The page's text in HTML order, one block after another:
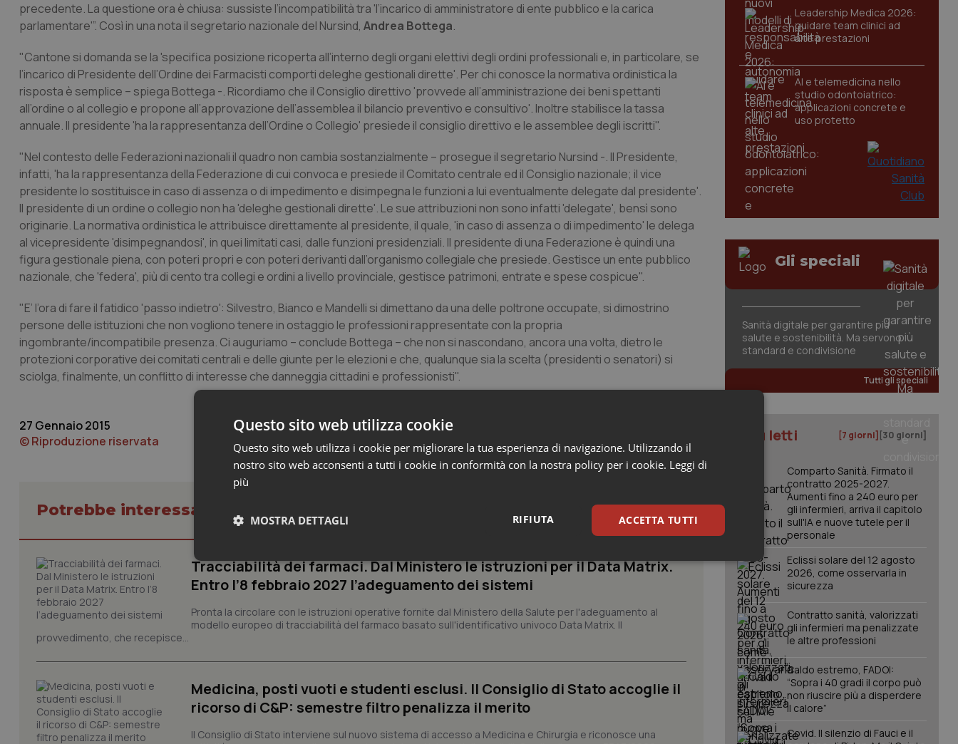
precedente. La questione ora è chiusa: sussiste l’incompatibilità tra 'l’incarico di amministratore di ente pubblico e la carica
parlamentare'”. Così in una nota il segretario nazionale del Nursind, Andrea Bottega.
"Cantone si domanda se la 'specifica posizione ricoperta all’interno degli organi elettivi degli ordini professionali e, in particolare, se
l’incarico di Presidente dell’Ordine dei Farmacisti comporti deleghe gestionali dirette'. Per chi conosce la normativa ordinistica la
risposta è semplice – spiega Bottega -. Ricordiamo che il Consiglio direttivo 'provvede all’amministrazione dei beni spettanti
all’ordine o al collegio e propone all’approvazione dell’assemblea il bilancio preventivo e consultivo'. Inoltre stabilisce la tassa
annuale. Il presidente 'ha la rappresentanza dell’Ordine o Collegio' presiede il consiglio direttivo e le assemblee degli iscritti".
"Nel contesto delle Federazioni nazionali il quadro non cambia sostanzialmente – prosegue il segretario Nursind -. Il Presidente,
infatti, 'ha la rappresentanza della Federazione di cui convoca e presiede il Comitato centrale ed il Consiglio nazionale; il vice
presidente lo sostituisce in caso di assenza o di impedimento e disimpegna le funzioni a lui eventualmente delegate dal presidente'.
Il presidente di un ordine o collegio non ha 'deleghe gestionali dirette'. Le sue attribuzioni non sono infatti 'delegate', bensì sono
originarie. La normativa ordinistica le attribuisce direttamente al presidente, il quale, 'in caso di assenza o di impedimento' le delega
al vicepresidente 'disimpegnandosi', in quei limitati casi, dalle funzioni presidenziali. Il presidente di una Federazione è quindi una
figura gestionale piena, con poteri propri e con poteri derivanti dall’organismo collegiale che presiede. Gestisce un ente pubblico
nazionale, che 'federa', più di cento tra collegi e ordini a livello provinciale, gestisce patrimoni, entrate e spese cospicue".
"E’ l’ora di fare il fatidico 'passo indietro': Silvestro, Bianco e Mandelli si dimettano da una delle poltrone occupate, si dimostrino
persone delle istituzioni che non vogliono tenere in ostaggio le professioni rappresentate con la propria
ingombrante/incompatibile presenza. Ci auguriamo – conclude Bottega – che non si nascondano, ancora una volta, dietro le
protezioni corporative dei comitati centrali e delle giunte per le elezioni e che, qualunque sia la scelta (presidenti o senatori) si
sciolga, finalmente, un conflitto di interesse che danneggia cittadini e professionisti".
27 Gennaio 2015
© Riproduzione riservata
Potrebbe interessarti in Lavoro e Professioni
Tracciabilità dei farmaci. Dal Ministero le istruzioni per il Data Matrix.
Entro l’8 febbraio 2027 l’adeguamento dei sistemi
Pronta la circolare con le istruzioni operative fornite dal Ministero della Salute per l'adeguamento al
modello europeo di tracciabilità del farmaco basato sull'identificativo univoco Data Matrix. Il
provvedimento, che recepisce...
Medicina, posti vuoti e studenti esclusi. Il Consiglio di Stato accoglie il
ricorso di C&P: semestre filtro penalizza il merito
Il Consiglio di Stato interviene sul nuovo sistema di accesso a Medicina e Chirurgia e riconosce una
Leadership Medica 2026:
guidare team clinici ad
alte prestazioni
AI e telemedicina nello
studio odontoiatrico:
applicazioni concrete e
uso protetto
Gli speciali
Sanità digitale per garantire più
salute e sostenibilità. Ma servono
standard e condivisione
Tutti gli speciali
I più letti [7 giorni] [30 giorni]
Comparto Sanità. Firmato il
contratto 2025-2027.
Aumenti fino a 240 euro per
gli infermieri, arriva il capitolo
sull'IA e nuove tutele per il
personale
Eclissi solare del 12 agosto
2026, come osservarla in
sicurezza
Contratto sanità, valorizzati
gli infermieri ma penalizzate
le altre professioni
Caldo estremo, FADOI:
“Sopra i 40 gradi il corpo può
non riuscire più a disperdere
il calore”
Covid. Il silenzio di Fauci e il
Questo sito web utilizza cookie
Questo sito web utilizza i cookie per migliorare la tua esperienza di navigazione. Utilizzando il
nostro sito web acconsenti a tutti i cookie in conformità con la nostra policy per i cookie. Leggi di
più
ACCETTA TUTTI
RIFIUTA
MOSTRA DETTAGLI
Necessari Statistici Marketing
Necessari Statistici Marketing
I cookie necessari contribuiscono a rendere fruibile il sito web abilitandone funzionalità di base quali la navigazione sulle pagine
e l'accesso alle aree protette del sito. Il sito web non è in grado di funzionare correttamente senza questi cookie.